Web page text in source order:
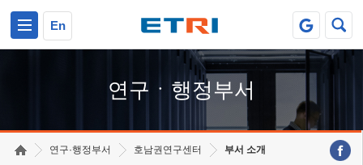
En
연구ㆍ행정부서
연구·행정부서 호남권연구센터 부서 소개